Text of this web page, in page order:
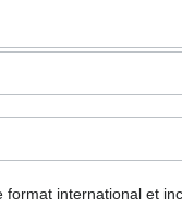
international et